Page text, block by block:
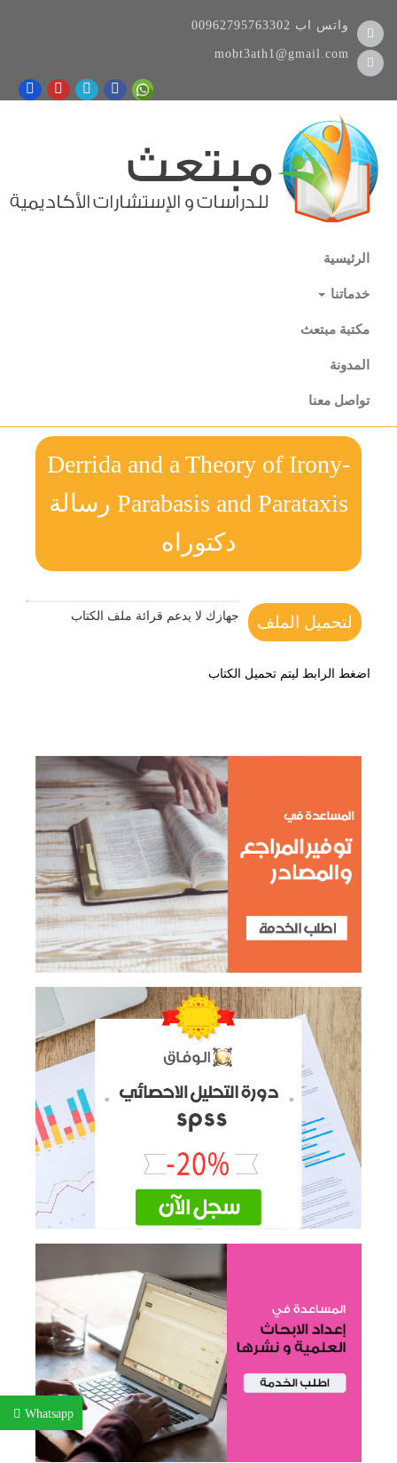
Whatsapp
00962795763302 واتس اب
mobt3ath1@gmail.com
الرئيسية
خدماتنا
مكتبة مبتعث
المدونة
تواصل معنا
Derrida and a Theory of Irony-
Parabasis and Parataxis رسالة
دكتوراه
لتحميل الملف جهازك لا يدعم قرائة ملف الكتاب
اضغط الرابط ليتم تحميل الكتاب